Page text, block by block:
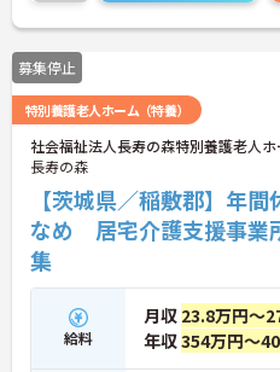
募集停止
特別養護老人ホーム（特養）
社会福祉法人長寿の森特別養護老人
長寿の森
【茨城県／稲敷郡】年
なめ 居宅介護支援事業
集
給料
月収 23.8万円～
年収354万円～